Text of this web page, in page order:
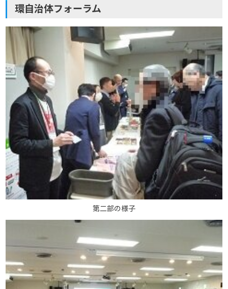
環自治体フォーラム
第二部の様子